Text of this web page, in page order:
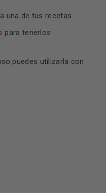
una de tus recetas.
para tenerlos
puedes utilizarla con